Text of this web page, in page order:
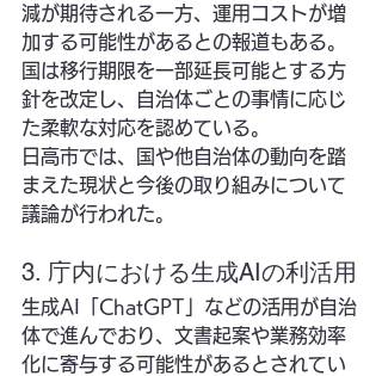
減が期待される一方、運用コストが増
加する可能性があるとの報道もある。
国は移行期限を一部延長可能とする方
針を改定し、自治体ごとの事情に応じ
た柔軟な対応を認めている。
日高市では、国や他自治体の動向を踏
まえた現状と今後の取り組みについて
議論が行われた。
3. 庁内における生成AIの利活用
生成AI「ChatGPT」などの活用が自治
体で進んでおり、文書起案や業務効率
化に寄与する可能性があるとされてい